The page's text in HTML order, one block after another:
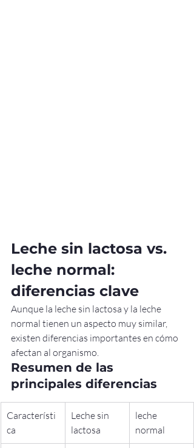
Leche sin lactosa vs.
leche normal:
diferencias clave
Aunque la leche sin lactosa y la leche
normal tienen un aspecto muy similar,
existen diferencias importantes en cómo
afectan al organismo.
Resumen de las
principales diferencias
Característi
ca
Leche sin
lactosa
leche
normal